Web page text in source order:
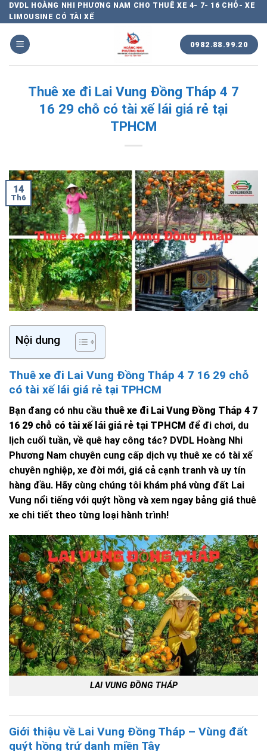
Chuyển
đến
nội
dung
DVDL HOÀNG NHI PHƯƠNG NAM CHO THUÊ XE 4- 7- 16 CHỖ- XE
LIMOUSINE CÓ TÀI XẾ
0982.88.99.20
Thuê xe đi Lai Vung Đồng Tháp 4 7
16 29 chỗ có tài xế lái giá rẻ tại
TPHCM
14
Th6
Nội dung
Thuê xe đi Lai Vung Đồng Tháp 4 7 16 29 chỗ
có tài xế lái giá rẻ tại TPHCM
Bạn đang có nhu cầu thuê xe đi Lai Vung Đồng Tháp 4 7
16 29 chỗ có tài xế lái giá rẻ tại TPHCM để đi chơi, du
lịch cuối tuần, về quê hay công tác? DVDL Hoàng Nhi
Phương Nam chuyên cung cấp dịch vụ thuê xe có tài xế
chuyên nghiệp, xe đời mới, giá cả cạnh tranh và uy tín
hàng đầu. Hãy cùng chúng tôi khám phá vùng đất Lai
Vung nổi tiếng với quýt hồng và xem ngay bảng giá thuê
xe chi tiết theo từng loại hành trình!
LAI VUNG ĐỒNG THÁP
Giới thiệu về Lai Vung Đồng Tháp – Vùng đất
quýt hồng trứ danh miền Tây